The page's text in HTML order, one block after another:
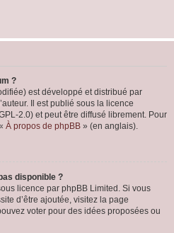
?
est développé et distribué par
Il est publié sous la licence
2.0) et peut être diffusé librement. Pour
À propos de phpBB » (en anglais).
disponible ?
licence par phpBB Limited. Si vous
d’être ajoutée, visitez la page
voter pour des idées proposées ou